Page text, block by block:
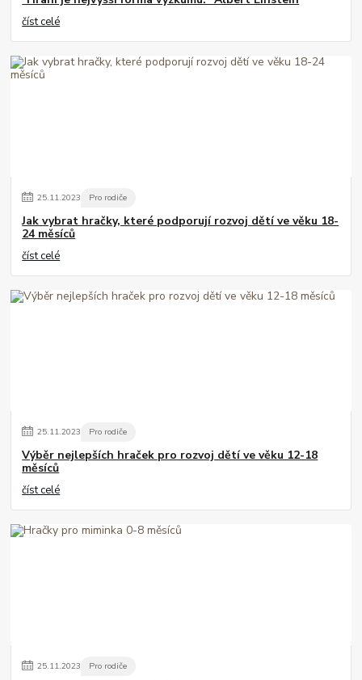
číst celé
25.11.2023 Pro rodiče
Jak vybrat hračky, které podporují rozvoj dětí ve věku 18-
24 měsíců
číst celé
25.11.2023 Pro rodiče
Výběr nejlepších hraček pro rozvoj dětí ve věku 12-18
měsíců
číst celé
25.11.2023 Pro rodiče